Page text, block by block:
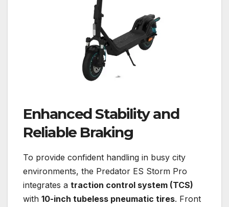
Enhanced Stability and
Reliable Braking
To provide confident handling in busy city
environments, the Predator ES Storm Pro
integrates a traction control system (TCS)
with 10-inch tubeless pneumatic tires. Front